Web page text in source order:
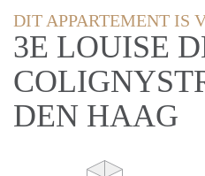
DIT APPARTEMENT IS
3E LOUISE
DEN HAAG